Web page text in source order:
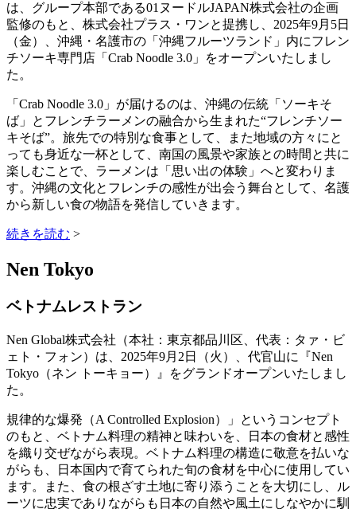
は、グループ本部である01ヌードルJAPAN株式会社の企画
監修のもと、株式会社プラス・ワンと提携し、2025年9月5日
（金）、沖縄・名護市の「沖縄フルーツランド」内にフレン
チソーキ専門店「Crab Noodle 3.0」をオープンいたしまし
た。
「Crab Noodle 3.0」が届けるのは、沖縄の伝統「ソーキそ
ば」とフレンチラーメンの融合から生まれた“フレンチソー
キそば”。旅先での特別な食事として、また地域の方々にと
っても身近な一杯として、南国の風景や家族との時間と共に
楽しむことで、ラーメンは「思い出の体験」へと変わりま
す。沖縄の文化とフレンチの感性が出会う舞台として、名護
から新しい食の物語を発信していきます。
続きを読む >
Nen Tokyo
ベトナムレストラン
Nen Global株式会社（本社：東京都品川区、代表：タァ・ビ
ェト・フォン）は、2025年9月2日（火）、代官山に『Nen
Tokyo（ネン トーキョー）』をグランドオープンいたしまし
た。
規律的な爆発（A Controlled Explosion）」というコンセプト
のもと、ベトナム料理の精神と味わいを、日本の食材と感性
を織り交ぜながら表現。ベトナム料理の構造に敬意を払いな
がらも、日本国内で育てられた旬の食材を中心に使用してい
ます。また、食の根ざす土地に寄り添うことを大切にし、ル
ーツに忠実でありながらも日本の自然や風土にしなやかに馴